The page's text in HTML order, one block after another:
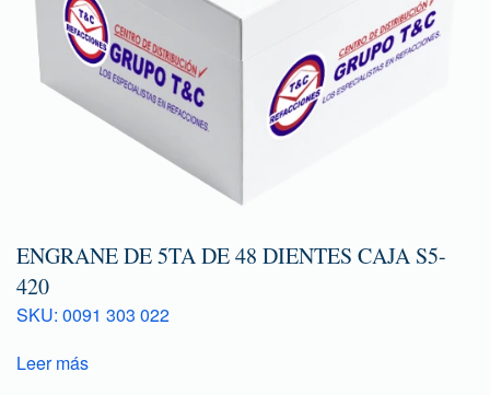
ENGRANE DE 5TA DE 48 DIENTES CAJA S5-
420
SKU: 0091 303 022
Leer más